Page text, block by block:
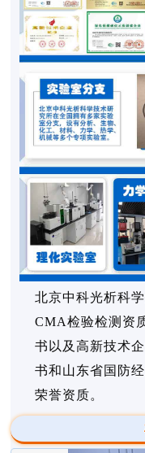
北京中科光析科
CMA检验检测资
书以及高新技术
书和山东省国防
荣誉资质。